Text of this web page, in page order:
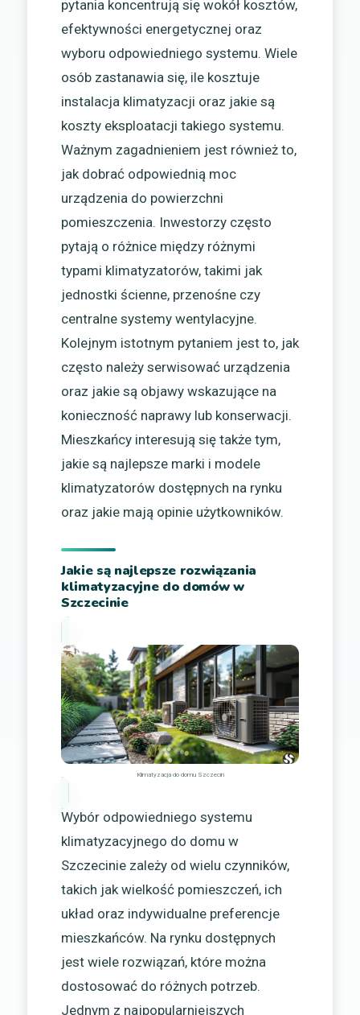
pytania koncentrują się wokół kosztów,
efektywności energetycznej oraz
wyboru odpowiedniego systemu. Wiele
osób zastanawia się, ile kosztuje
instalacja klimatyzacji oraz jakie są
koszty eksploatacji takiego systemu.
Ważnym zagadnieniem jest również to,
jak dobrać odpowiednią moc
urządzenia do powierzchni
pomieszczenia. Inwestorzy często
pytają o różnice między różnymi
typami klimatyzatorów, takimi jak
jednostki ścienne, przenośne czy
centralne systemy wentylacyjne.
Kolejnym istotnym pytaniem jest to, jak
często należy serwisować urządzenia
oraz jakie są objawy wskazujące na
konieczność naprawy lub konserwacji.
Mieszkańcy interesują się także tym,
jakie są najlepsze marki i modele
klimatyzatorów dostępnych na rynku
oraz jakie mają opinie użytkowników.
Jakie są najlepsze rozwiązania
klimatyzacyjne do domów w
Szczecinie
Klimatyzacja do domu Szczecin
Wybór odpowiedniego systemu
klimatyzacyjnego do domu w
Szczecinie zależy od wielu czynników,
takich jak wielkość pomieszczeń, ich
układ oraz indywidualne preferencje
mieszkańców. Na rynku dostępnych
jest wiele rozwiązań, które można
dostosować do różnych potrzeb.
Jednym z najpopularniejszych